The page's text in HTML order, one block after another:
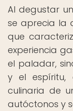
Al degustar
se aprecia la
que
experiencia
el paladar,
y el espíritu,
culinaria de
autóctonos y